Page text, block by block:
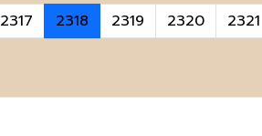
2317 2318 2319 2320 2321